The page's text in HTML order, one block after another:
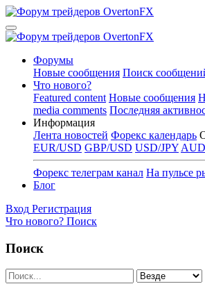
Форумы
Новые сообщения Поиск
Что нового?
Featured content Новые сообщения
media comments Последняя
Информация
Лента новостей Форекс календарь
EUR/USD GBP/USD USD/JPY
Форекс телеграм канал На пульсе
Блог
Вход Регистрация
Что нового? Поиск
Поиск